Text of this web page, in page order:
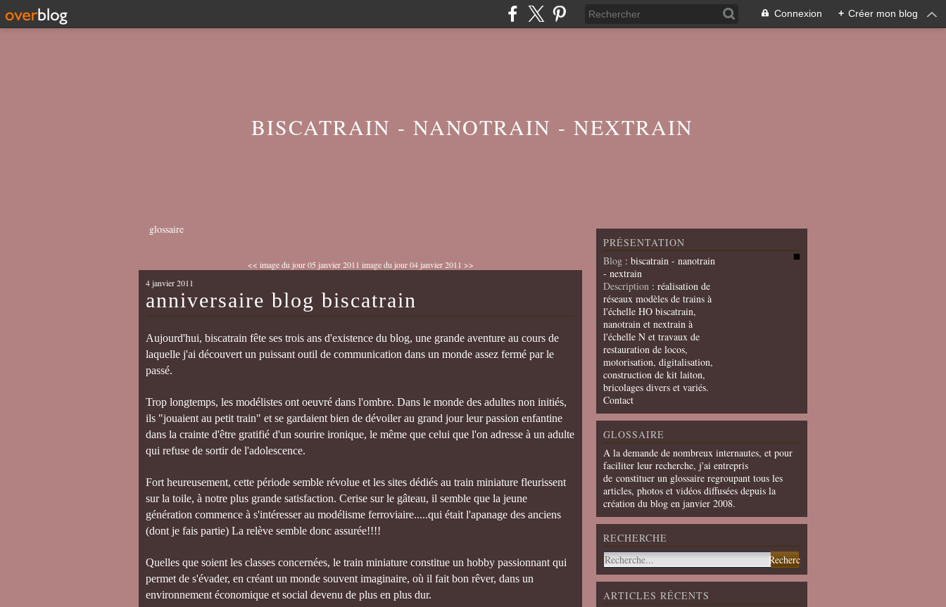
Connexion + Créer mon blog
BISCATRAIN - NANOTRAIN - NEXTRAIN
glossaire
<< image du jour 05 janvier 2011 image du jour 04 janvier 2011 >>
4 janvier 2011
anniversaire blog biscatrain
Aujourd'hui, biscatrain fête ses trois ans d'existence du blog, une grande aventure au cours de
laquelle j'ai découvert un puissant outil de communication dans un monde assez fermé par le
passé.
Trop longtemps, les modélistes ont oeuvré dans l'ombre. Dans le monde des adultes non initiés,
ils "jouaient au petit train" et se gardaient bien de dévoiler au grand jour leur passion enfantine
dans la crainte d'être gratifié d'un sourire ironique, le même que celui que l'on adresse à un adulte
qui refuse de sortir de l'adolescence.
Fort heureusement, cette période semble révolue et les sites dédiés au train miniature fleurissent
sur la toile, à notre plus grande satisfaction. Cerise sur le gâteau, il semble que la jeune
génération commence à s'intéresser au modélisme ferroviaire.....qui était l'apanage des anciens
(dont je fais partie) La relève semble donc assurée!!!!
Quelles que soient les classes concernées, le train miniature constitue un hobby passionnant qui
permet de s'évader, en créant un monde souvent imaginaire, où il fait bon rêver, dans un
environnement économique et social devenu de plus en plus dur.
PRÉSENTATION
Blog : biscatrain - nanotrain
- nextrain
Description : réalisation de
réseaux modèles de trains à
l'échelle HO biscatrain,
nanotrain et nextrain à
l'échelle N et travaux de
restauration de locos,
motorisation, digitalisation,
construction de kit laiton,
bricolages divers et variés.
Contact
GLOSSAIRE
A la demande de nombreux internautes, et pour
faciliter leur recherche, j'ai entrepris
de constituer un glossaire regroupant tous les
articles, photos et vidéos diffusées depuis la
création du blog en janvier 2008.
RECHERCHE
ARTICLES RÉCENTS